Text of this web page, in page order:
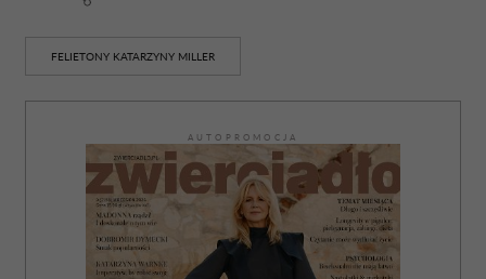
FELIETONY KATARZYNY MILLER
AUTOPROMOCJA